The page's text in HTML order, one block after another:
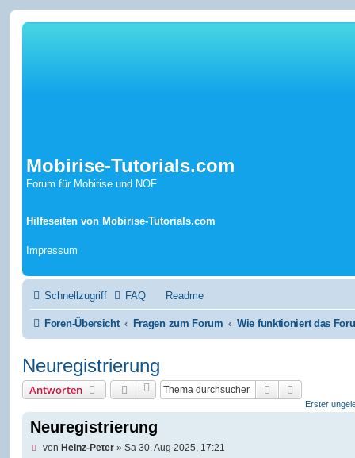
Mobirise-Tutorials.com
Forum für Mobirise und NOF
Hilfeseiten von Mobirise-Tutorials.com
Impressum
Schnellzugriff FAQ Readme
Foren-Übersicht Fragen zum Forum Wie funktioniert das
Neuregistrierung
Antworten Suche
Erster
Neuregistrierung
U
von Heinz-Peter» Sa 30. Aug 2025, 17:21